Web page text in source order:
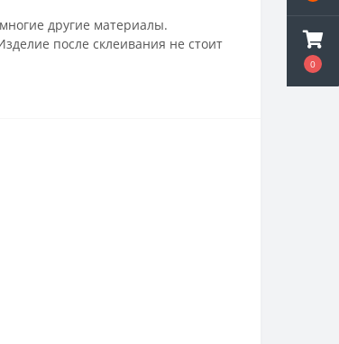
0
другие материалы.
после склеивания не стоит